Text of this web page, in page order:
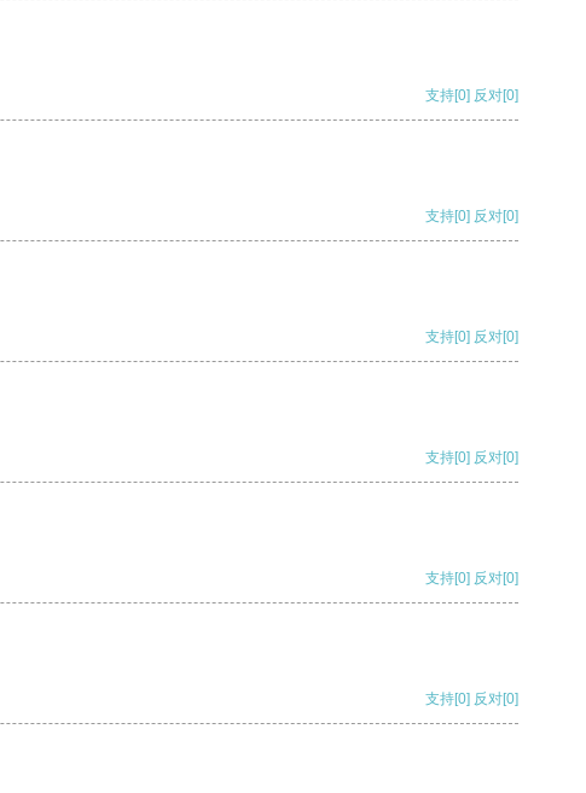
支持[0] 反对[0]
支持[0] 反对[0]
支持[0] 反对[0]
支持[0] 反对[0]
支持[0] 反对[0]
支持[0] 反对[0]